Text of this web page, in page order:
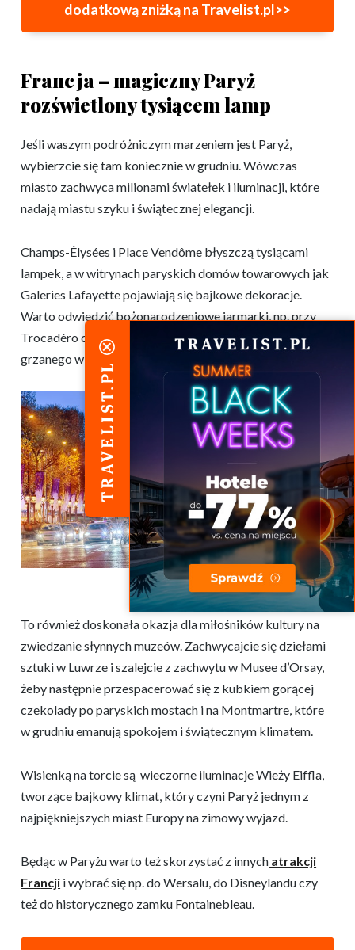
dodatkową zniżką na Travelist.pl>>
Francja – magiczny Paryż
rozświetlony tysiącem lamp
Jeśli waszym podróżniczym marzeniem jest Paryż,
wybierzcie się tam koniecznie w grudniu. Wówczas
miasto zachwyca milionami światełek i iluminacji, które
nadają miastu szyku i świątecznej elegancji.
Champs-Élysées i Place Vendôme błyszczą tysiącami
lampek, a w witrynach paryskich domów towarowych jak
Galeries Lafayette pojawiają się bajkowe dekoracje.
Warto odwiedzić bożonarodzeniowe jarmarki, np. przy
Trocadéro czy La Défense, gdzie można spróbować
grzanego wina, lokalnych przysmaków i kupić rękodzieło.
To również doskonała okazja dla miłośników kultury na
zwiedzanie słynnych muzeów. Zachwycajcie się dziełami
sztuki w Luwrze i szalejcie z zachwytu w Musee d’Orsay,
żeby następnie przespacerować się z kubkiem gorącej
czekolady po paryskich mostach i na Montmartre, które
w grudniu emanują spokojem i świątecznym klimatem.
Wisienką na torcie są wieczorne iluminacje Wieży Eiffla,
tworzące bajkowy klimat, który czyni Paryż jednym z
najpiękniejszych miast Europy na zimowy wyjazd.
Będąc w Paryżu warto też skorzystać z innych atrakcji
Francji i wybrać się np. do Wersalu, do Disneylandu czy
też do historycznego zamku Fontainebleau.